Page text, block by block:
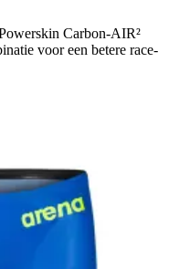
Carbon-AIR²
voor een betere race-